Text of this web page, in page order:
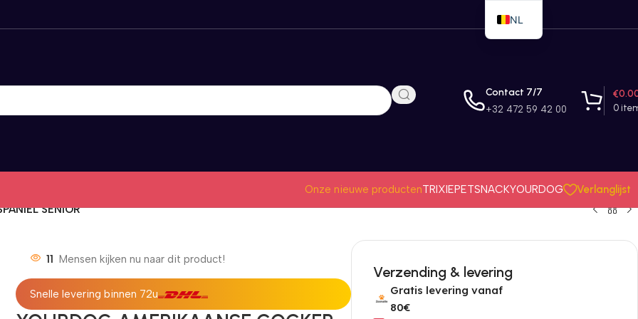
Contact 7/7
+32 472 59 42 00 0
€
Onze nieuwe productenTRIXIEPETSNACKYOURDOG
Verlanglijst
SENIOR
11 Mensen kijken nu naar dit product!
Snelle levering binnen 72u
Verzending & levering
Gratis levering vanaf
80€
NL
EN